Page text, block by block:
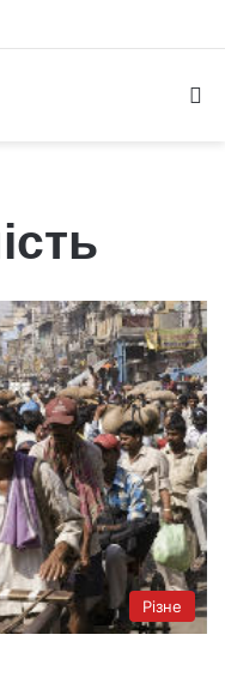
Різне